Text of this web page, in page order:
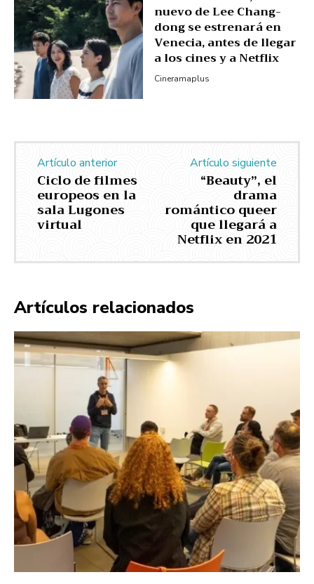
nuevo de Lee Chang-
dong se estrenará en
Venecia, antes de llegar
a los cines y a Netflix
Cineramaplus
Artículo anterior
Ciclo de filmes
europeos en la
sala Lugones
virtual
Artículo siguiente
“Beauty”, el
drama
romántico queer
que llegará a
Netflix en 2021
Artículos relacionados